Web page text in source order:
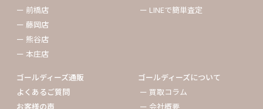
ー 前橋店
ー 藤岡店
ー 熊谷店
ー 本庄店
ー LINEで簡単査定
ゴールディーズ通販
よくあるご質問
お客様の声
ゴールディーズについて
ー 買取コラム
ー 会社概要